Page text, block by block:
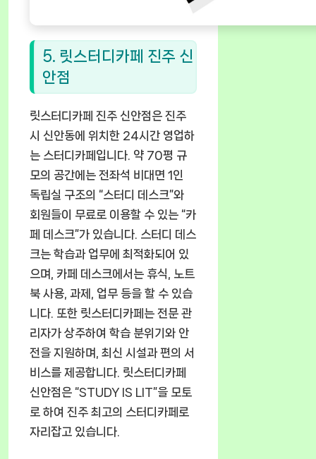
5. 릿스터디카페 진주 신
안점
릿스터디카페 진주 신안점은 진주
시 신안동에 위치한 24시간 영업하
는 스터디카페입니다. 약 70평 규
모의 공간에는 전좌석 비대면 1인
독립실 구조의 “스터디 데스크”와
회원들이 무료로 이용할 수 있는 “카
페 데스크”가 있습니다. 스터디 데스
크는 학습과 업무에 최적화되어 있
으며, 카페 데스크에서는 휴식, 노트
북 사용, 과제, 업무 등을 할 수 있습
니다. 또한 릿스터디카페는 전문 관
리자가 상주하여 학습 분위기와 안
전을 지원하며, 최신 시설과 편의 서
비스를 제공합니다. 릿스터디카페
신안점은 “STUDY IS LIT”을 모토
로 하여 진주 최고의 스터디카페로
자리잡고 있습니다.